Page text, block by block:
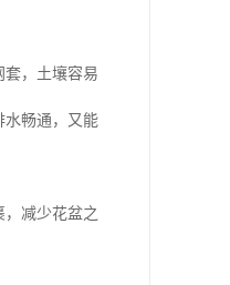
，土壤容易
水畅通，又能
减少花盆之